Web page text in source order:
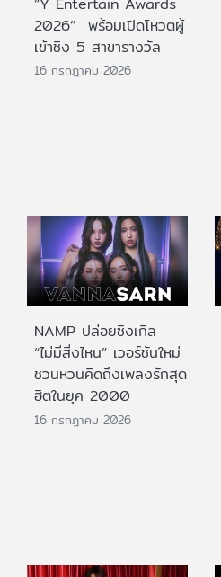
2026” พร้อมเปิดโหวตผู้
เข้าชิง 5 สาขารางวัล
16 กรกฎาคม 2026
NAMP ปล่อยซิงเกิล
“ไม่มีสิ่งไหน” เวอร์ชันใหม่
ชวนหวนคิดถึงเพลงรักสุด
ฮิตในยุค 2000
16 กรกฎาคม 2026